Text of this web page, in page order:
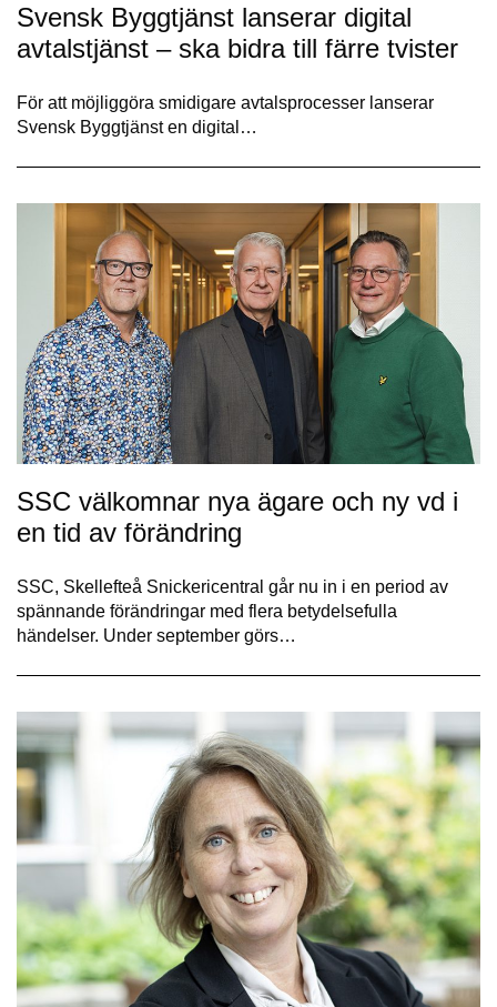
Svensk Byggtjänst lanserar digital
avtalstjänst – ska bidra till färre tvister
För att möjliggöra smidigare avtalsprocesser lanserar
Svensk Byggtjänst en digital…
SSC välkomnar nya ägare och ny vd i
en tid av förändring
SSC, Skellefteå Snickericentral går nu in i en period av
spännande förändringar med flera betydelsefulla
händelser. Under september görs…